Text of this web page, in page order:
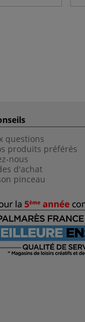
questions
produits préférés
nous
d'achat
pinceau